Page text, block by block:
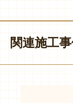
関連施工事